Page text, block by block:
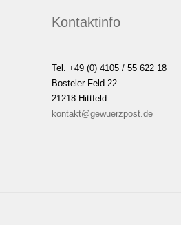
Kontaktinfo
Tel. +49 (0) 4105 / 55 622 18
Bosteler Feld 22
21218 Hittfeld
kontakt@gewuerzpost.de